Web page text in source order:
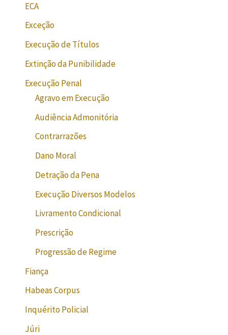
ECA
Exceção
Execução de Títulos
Extinção da Punibilidade
Execução Penal
Agravo em Execução
Audiência Admonitória
Contrarrazões
Dano Moral
Detração da Pena
Execução Diversos Modelos
Livramento Condicional
Prescrição
Progressão de Regime
Fiança
Habeas Corpus
Inquérito Policial
Júri